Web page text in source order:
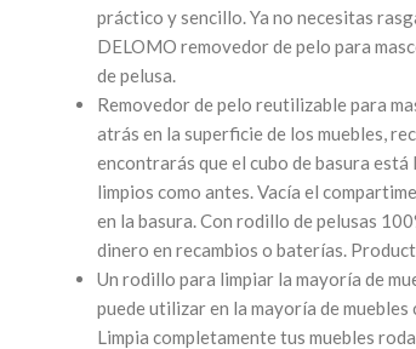
práctico y sencillo. Ya no necesitas
DELOMO removedor de pelo para
de pelusa.
Removedor de pelo reutilizable para
atrás en la superficie de los muebles,
encontrarás que el cubo de basura
limpios como antes. Vacía el
en la basura. Con rodillo de pelusas
dinero en recambios o baterías.
Un rodillo para limpiar la mayoría de
puede utilizar en la mayoría de
Limpia completamente tus muebles